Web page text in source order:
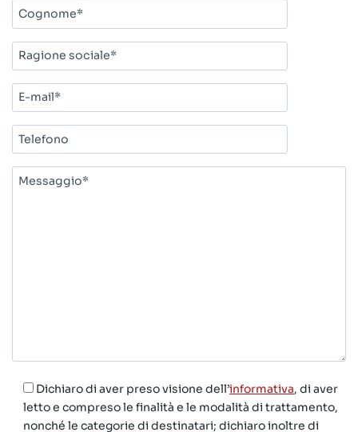
Cognome*
Ragione
sociale*
E-
mail*
Telefono
Messaggio*
Dichiaro di aver preso visione dell’informativa, di aver
letto e compreso le finalità e le modalità di trattamento,
nonché le categorie di destinatari; dichiaro inoltre di